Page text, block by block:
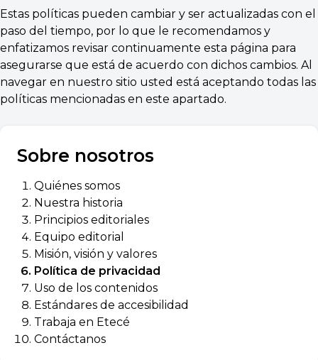
Estas políticas pueden cambiar y ser actualizadas con el
paso del tiempo, por lo que le recomendamos y
enfatizamos revisar continuamente esta página para
asegurarse que está de acuerdo con dichos cambios. Al
navegar en nuestro sitio usted está aceptando todas las
políticas mencionadas en este apartado.
Sobre nosotros
Quiénes somos
Nuestra historia
Principios editoriales
Equipo editorial
Misión, visión y valores
Política de privacidad
Uso de los contenidos
Estándares de accesibilidad
Trabaja en Etecé
Contáctanos